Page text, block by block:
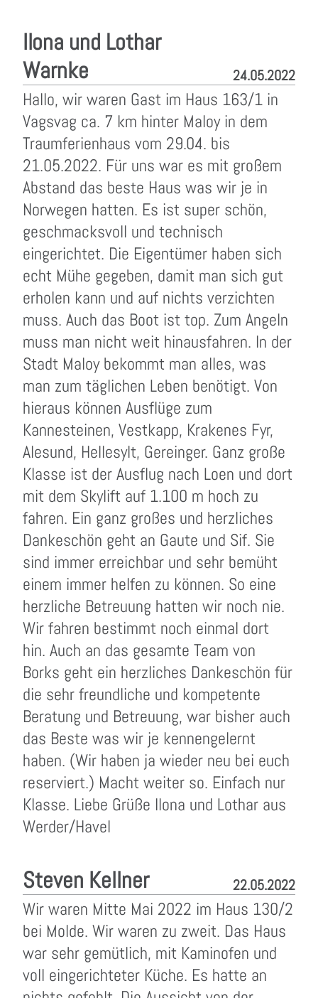
Ilona und Lothar
Warnke
24.05.2022
Hallo, wir waren Gast im Haus 163/1 in
Vagsvag ca. 7 km hinter Maloy in dem
Traumferienhaus vom 29.04. bis
21.05.2022. Für uns war es mit großem
Abstand das beste Haus was wir je in
Norwegen hatten. Es ist super schön,
geschmacksvoll und technisch
eingerichtet. Die Eigentümer haben sich
echt Mühe gegeben, damit man sich gut
erholen kann und auf nichts verzichten
muss. Auch das Boot ist top. Zum Angeln
muss man nicht weit hinausfahren. In der
Stadt Maloy bekommt man alles, was
man zum täglichen Leben benötigt. Von
hieraus können Ausflüge zum
Kannesteinen, Vestkapp, Krakenes Fyr,
Alesund, Hellesylt, Gereinger. Ganz große
Klasse ist der Ausflug nach Loen und dort
mit dem Skylift auf 1.100 m hoch zu
fahren. Ein ganz großes und herzliches
Dankeschön geht an Gaute und Sif. Sie
sind immer erreichbar und sehr bemüht
einem immer helfen zu können. So eine
herzliche Betreuung hatten wir noch nie.
Wir fahren bestimmt noch einmal dort
hin. Auch an das gesamte Team von
Borks geht ein herzliches Dankeschön für
die sehr freundliche und kompetente
Beratung und Betreuung, war bisher auch
das Beste was wir je kennengelernt
haben. (Wir haben ja wieder neu bei euch
reserviert.) Macht weiter so. Einfach nur
Klasse. Liebe Grüße Ilona und Lothar aus
Werder/Havel
Steven Kellner 22.05.2022
Wir waren Mitte Mai 2022 im Haus 130/2
bei Molde. Wir waren zu zweit. Das Haus
war sehr gemütlich, mit Kaminofen und
voll eingerichteter Küche. Es hatte an